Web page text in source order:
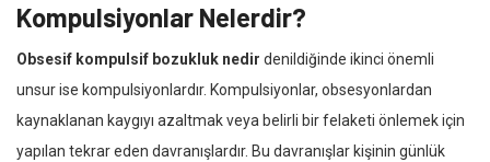
Kompulsiyonlar Nelerdir?
Obsesif kompulsif bozukluk nedir denildiğinde ikinci önemli
unsur ise kompulsiyonlardır. Kompulsiyonlar, obsesyonlardan
kaynaklanan kaygıyı azaltmak veya belirli bir felaketi önlemek için
yapılan tekrar eden davranışlardır. Bu davranışlar kişinin günlük